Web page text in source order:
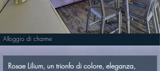
Alloggio di charme
Rosae Lilium, un trionfo di colore, eleganza,